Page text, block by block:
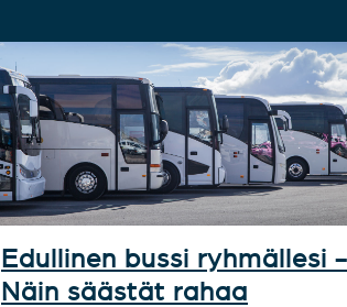
Edullinen bussi ryhmällesi -
Näin säästät rahaa